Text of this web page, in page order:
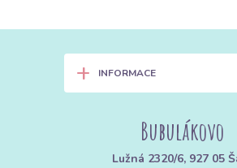
+ INFORMACE
Bubulákovo
Lužná 2320/6, 927 05